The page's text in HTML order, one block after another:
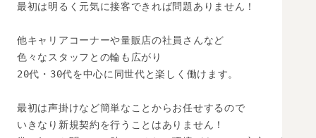
最初は明るく元気に接客できれば問題ありません！
他キャリアコーナーや量販店の社員さんなど
色々なスタッフとの輪も広がり
20代・30代を中心に同世代と楽しく働けます。
最初は声掛けなど簡単なことからお任せするので
いきなり新規契約を行うことはありません！